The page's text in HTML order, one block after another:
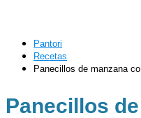
Pantori
Recetas
Panecillos de manzana
Panecillos